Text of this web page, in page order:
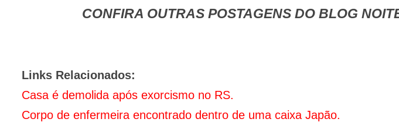
CONFIRA OUTRAS POSTAGENS DO BLOG
Links Relacionados:
Casa é demolida após exorcismo no RS.
Corpo de enfermeira encontrado dentro de uma caixa Japão.